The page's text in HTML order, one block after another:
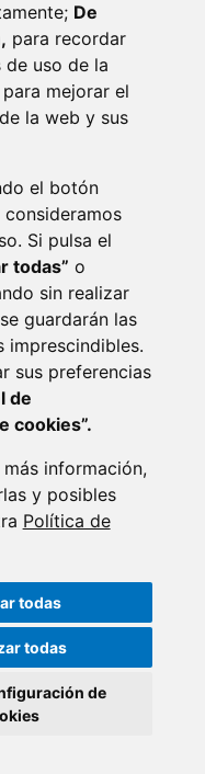
De
para recordar
de uso de la
mejorar el
la web y sus
el botón
consideramos
Si pulsa el
todas” o
sin realizar
guardarán las
imprescindibles.
sus preferencias
de
cookies”.
información,
y posibles
Política de
todas
todas
de
ARAGÓN (ESPAÑA)
·
DATOS
EXTERNO AL